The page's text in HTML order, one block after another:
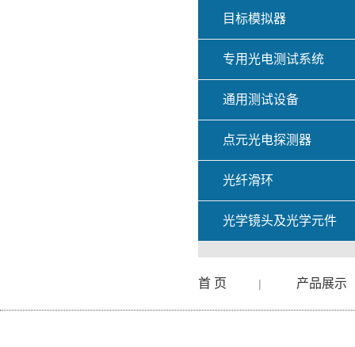
目标模拟器
专用光电测试系统
通用测试设备
点元光电探测器
光纤滑环
光学镜头及光学元件
首 页 | 产品展示